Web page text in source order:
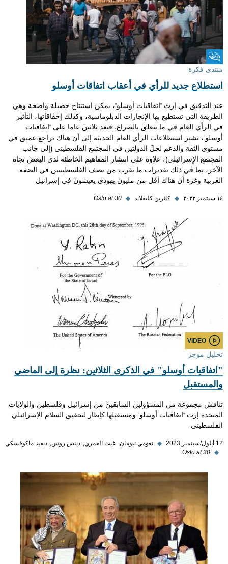
منتدى فكرة
منتدى فكرة
استطلاع جديد للرأي في أعقاب اتفاقات أوسلو
عند التدقيق في إرث "اتفاقيات أوسلو"، يمكن استنتاج حصيلة واضحة وهي
الطريقة التي تستطيع بها الإنجازات الدبلوماسية، وكذلك إخفاقاتها، التأثير
في الرأي العام في ما يتعلق بالصراع. فبعد ثلاثين عاما على "اتفاقيات
أوسلو"، تشير استطلاعات الرأي العام الحديثة إلى أن هناك تراجع عميق في
مستوى الثقة والدعم لحلّ الدولتين في المجتمع الفلسطيني (إلى جانب
المجتمع الإسرائيلي)، علاوة على انتشار المفاهيم الخاطئة لدى البعض تجاه
الآخر، بما في ذلك تقديرات ما يقرب من نصف الفلسطينيين في الضفة
الغربية وغزة أن هناك أقل من مليون يهودي يعيشون في إسرائيل.
١٤ سبتمبر ٢٠٢٣ ◆ كاثرين كليفلاند ◆
Oslo at 30
VIDEO
تحليل موجز
"اتفاقيات أوسلو" في الذكرى الثلاثين: نظرة إلى الماضي
والمستقبل
تناقش مجموعة من المسؤولين السابقين من إسرائيل وفلسطين والولايات
المتحدة إرث "اتفاقيات أوسلو" ومستقبلها كإطار لتحقيق السلام الإسرائيلي
الفلسطيني.
12 أيلول/سبتمبر 2023 ◆ نعومي نيومان غيث العمري دينس روس ديفيد ماكوفسكي
◆
Oslo at 30